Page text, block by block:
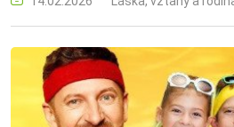
mnohých je Valentín skôr príležitosťou
do roka. Valentín a vzťahy, sviatok
Valentína, láska a vzťahy, partnerské
komunikácia vo vzťahu, budovanie
vzťahy bez tlaku, láska v